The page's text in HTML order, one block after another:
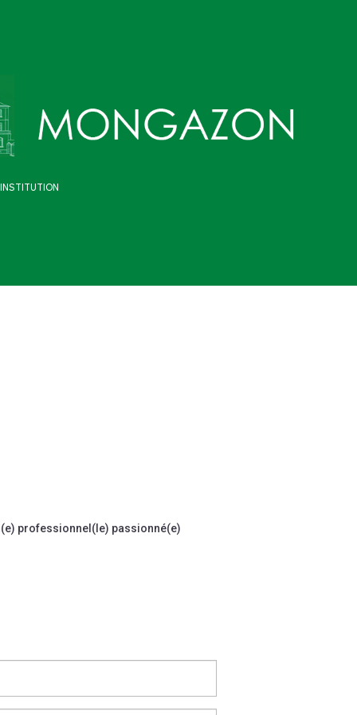
INSTITUTION
professionnel(le) passionné(e)